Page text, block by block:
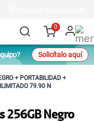
0
Solicítalo aquí
+ PORTABILIDAD +
79.90 N
256GB Negro